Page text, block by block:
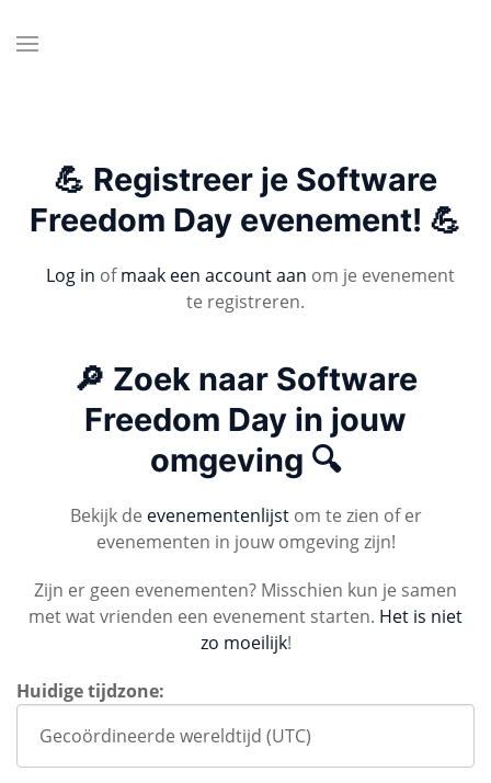
💪 Registreer je Software
Freedom Day evenement! 💪
Log in ofmaak een account aan om je evenement
te registreren.
🔎 Zoek naar Software
Freedom Day in jouw
omgeving 🔍
Bekijk de evenementenlijstom te zien of er
evenementen in jouw omgeving zijn!
Zijn er geen evenementen? Misschien kun je samen
met wat vrienden een evenement starten. Het is niet
zo moeilijk!
Huidige tijdzone: